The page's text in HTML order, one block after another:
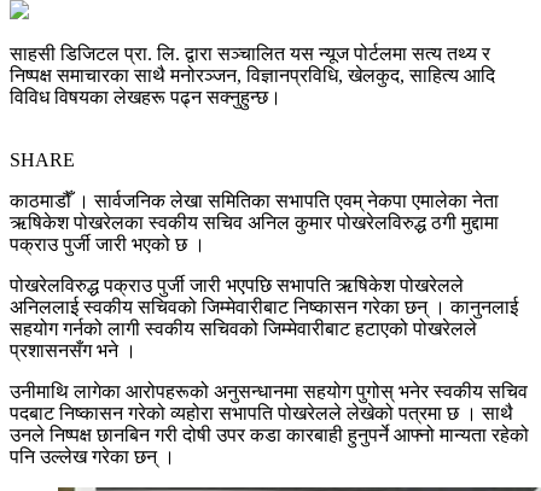
साहसी डिजिटल प्रा. लि. द्वारा सञ्चालित यस न्यूज पोर्टलमा सत्य तथ्य र
निष्पक्ष समाचारका साथै मनोरञ्जन, विज्ञानप्रविधि, खेलकुद, साहित्य आदि
विविध विषयका लेखहरू पढ्न सक्नुहुन्छ।
SHARE
काठमाडौँ । सार्वजनिक लेखा समितिका सभापति एवम् नेकपा एमालेका नेता
ऋषिकेश पोखरेलका स्वकीय सचिव अनिल कुमार पोखरेलविरुद्ध ठगी मुद्दामा
पक्राउ पुर्जी जारी भएको छ ।
पोखरेलविरुद्ध पक्राउ पुर्जी जारी भएपछि सभापति ऋषिकेश पोखरेलले
अनिललाई स्वकीय सचिवको जिम्मेवारीबाट निष्कासन गरेका छन् । कानुनलाई
सहयोग गर्नको लागी स्वकीय सचिवको जिम्मेवारीबाट हटाएको पोखरेलले
प्रशासनसँग भने ।
उनीमाथि लागेका आरोपहरूको अनुसन्धानमा सहयोग पुगोस् भनेर स्वकीय सचिव
पदबाट निष्कासन गरेको व्यहोरा सभापति पोखरेलले लेखेको पत्रमा छ । साथै
उनले निष्पक्ष छानबिन गरी दोषी उपर कडा कारबाही हुनुपर्ने आफ्नो मान्यता रहेको
पनि उल्लेख गरेका छन् ।